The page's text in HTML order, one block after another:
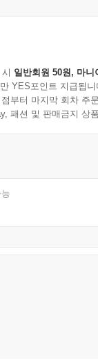
일반회원 50원, 마니
YES포인트 지급됩니
부터 마지막 회차 주
패션 및 판매금지 상